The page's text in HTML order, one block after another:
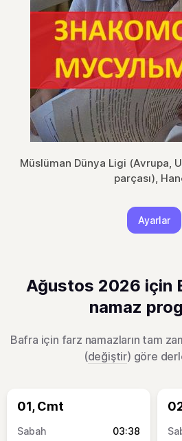
Müslüman Dünya Ligi (Avrupa,
parçası),
Ayarlar
Ağustos 2026 için
namaz
Bafra için farz namazların tam
(değiştir) göre
01, Cmt
03:38